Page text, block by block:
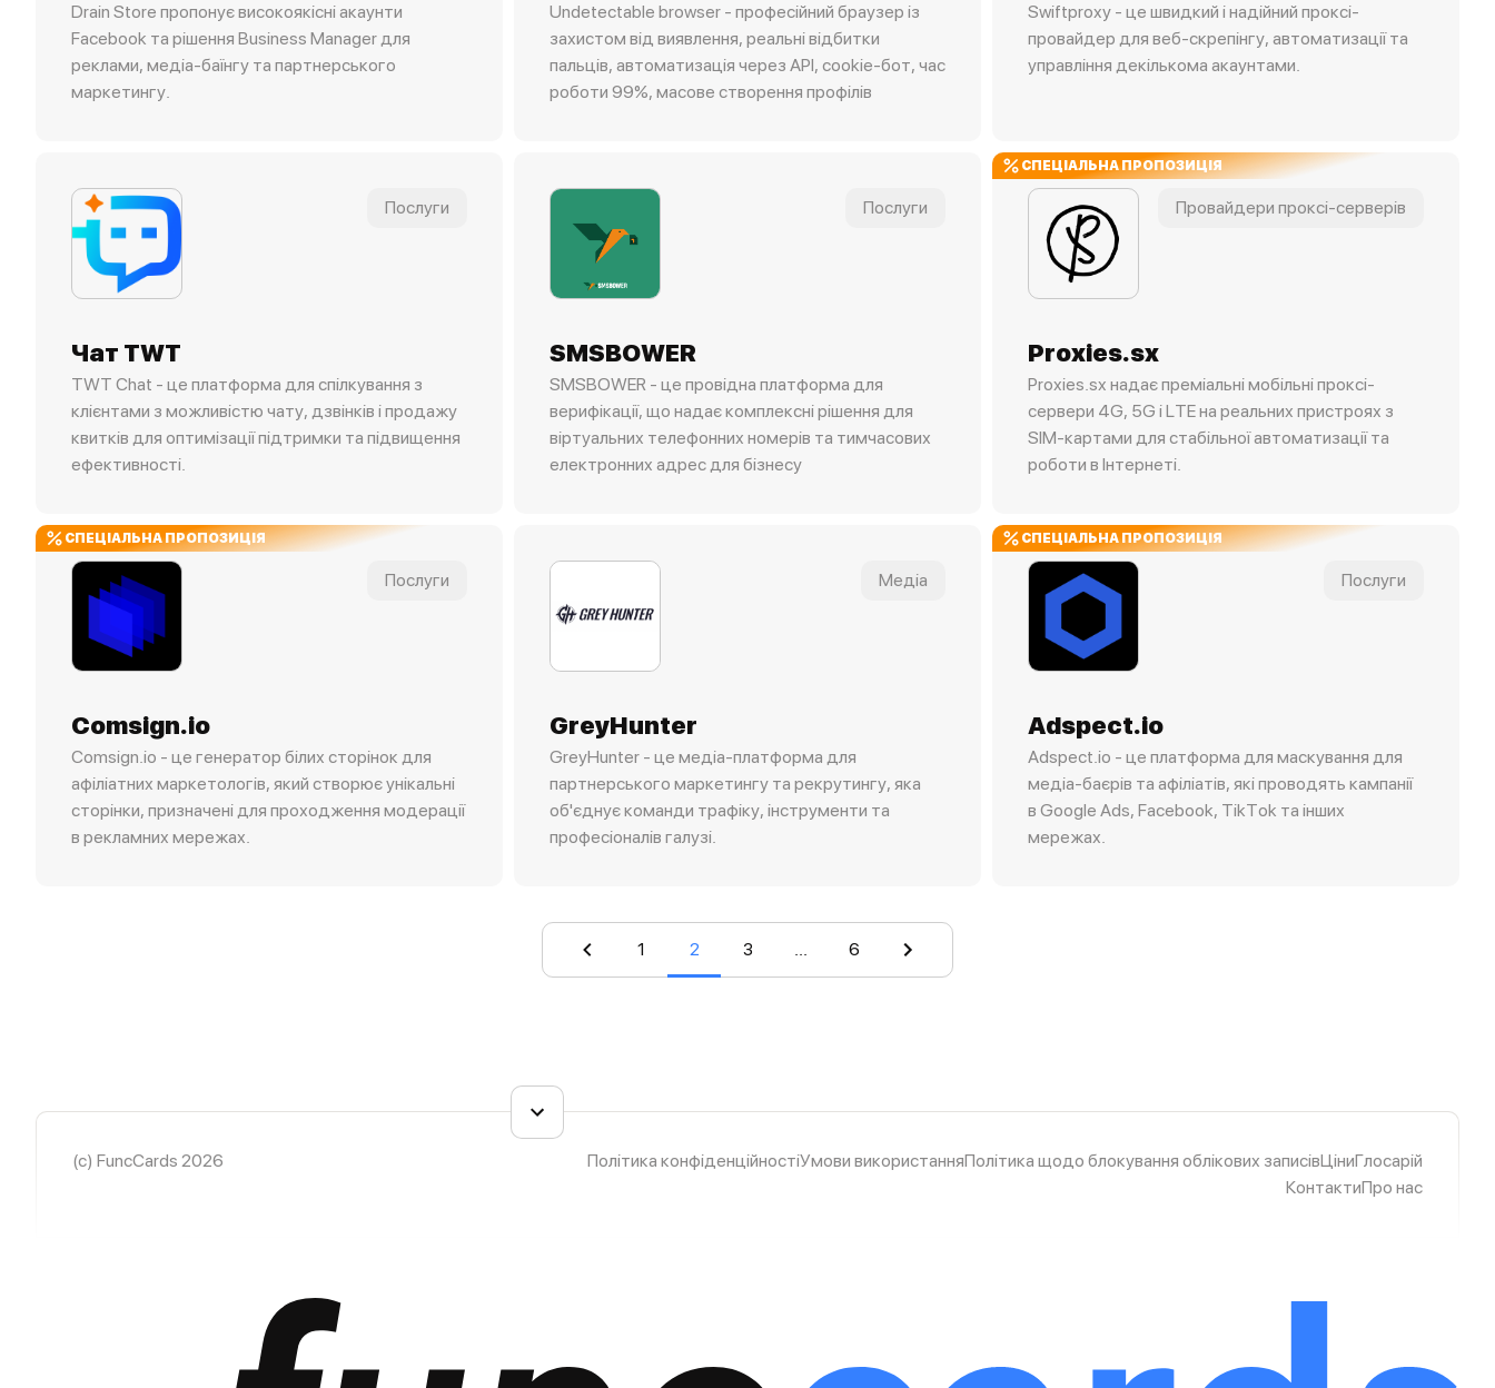
Drain Store пропонує високоякісні акаунти
Facebook та рішення Business Manager для
реклами, медіа-баїнгу та партнерського
маркетингу.
Undetectable browser - професійний браузер із
захистом від виявлення, реальні відбитки
пальців, автоматизація через API, cookie-бот, час
роботи 99%, масове створення профілів
Swiftproxy - це швидкий і надійний проксі-
провайдер для веб-скрепінгу, автоматизації та
управління декількома акаунтами.
Послуги
Чат TWT
TWT Chat - це платформа для спілкування з
клієнтами з можливістю чату, дзвінків і продажу
квитків для оптимізації підтримки та підвищення
ефективності.
Послуги
SMSBOWER
SMSBOWER - це провідна платформа для
верифікації, що надає комплексні рішення для
віртуальних телефонних номерів та тимчасових
електронних адрес для бізнесу
СПЕЦІАЛЬНА ПРОПОЗИЦІЯ
Провайдери проксі-серверів
Proxies.sx
Proxies.sx надає преміальні мобільні проксі-
сервери 4G, 5G і LTE на реальних пристроях з
SIM-картами для стабільної автоматизації та
роботи в Інтернеті.
СПЕЦІАЛЬНА ПРОПОЗИЦІЯ
Послуги
Comsign.io
Comsign.io - це генератор білих сторінок для
афіліатних маркетологів, який створює унікальні
сторінки, призначені для проходження модерації
в рекламних мережах.
Медіа
GreyHunter
GreyHunter - це медіа-платформа для
партнерського маркетингу та рекрутингу, яка
об'єднує команди трафіку, інструменти та
професіоналів галузі.
СПЕЦІАЛЬНА ПРОПОЗИЦІЯ
Послуги
Adspect.io
Adspect.io - це платформа для маскування для
медіа-баєрів та афіліатів, які проводять кампанії
в Google Ads, Facebook, TikTok та інших
мережах.
1 2 3 ... 6
(c) FuncCards 2026 Політика конфіденційностіУмови використанняПолітика щодо блокування облікових записівЦіниГлосарій
КонтактиПро нас